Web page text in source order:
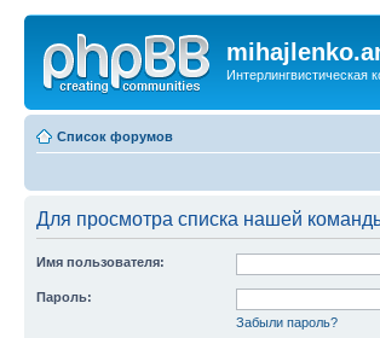
Интерлингвистическая
Список форумов
Для просмотра списка нашей
Имя пользователя:
Пароль:
Забыли пароль?